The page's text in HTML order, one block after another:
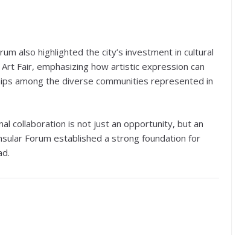
also highlighted the city’s investment in cultural
Fair, emphasizing how artistic expression can
among the diverse communities represented in
collaboration is not just an opportunity, but an
Forum established a strong foundation for